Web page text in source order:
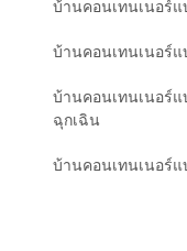
บ้านคอนเทนเนอร์
บ้านคอนเทนเนอร์
บ้านคอนเทนเนอร์
ฉุกเฉิน
บ้านคอนเทนเนอร์แ